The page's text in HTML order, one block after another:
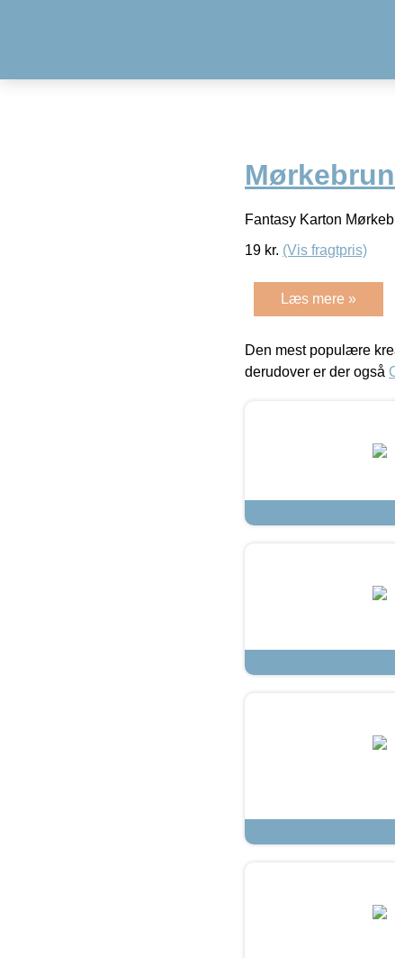
Fantasy Karton
19 kr. (Vis fragtpris)
Læs mere »
Den mest populære
derudover er der også